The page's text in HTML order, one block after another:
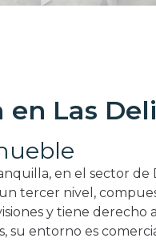
Las
en el sector de
tercer nivel,
y tiene derecho
su entorno es